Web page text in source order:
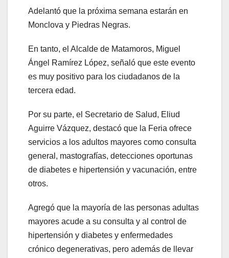
Adelantó que la próxima semana estarán en
Monclova y Piedras Negras.
En tanto, el Alcalde de Matamoros, Miguel
Ángel Ramírez López, señaló que este evento
es muy positivo para los ciudadanos de la
tercera edad.
Por su parte, el Secretario de Salud, Eliud
Aguirre Vázquez, destacó que la Feria ofrece
servicios a los adultos mayores como consulta
general, mastografías, detecciones oportunas
de diabetes e hipertensión y vacunación, entre
otros.
Agregó que la mayoría de las personas adultas
mayores acude a su consulta y al control de
hipertensión y diabetes y enfermedades
crónico degenerativas, pero además de llevar